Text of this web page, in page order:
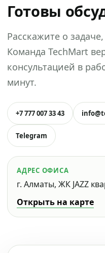
Готовы
Расскажите о
Команда TechMart
консультацией в
минут.
+7 777 007 33 43
Telegram
АДРЕС ОФИСА
г. Алматы, ЖК JAZZ
Открыть на карте